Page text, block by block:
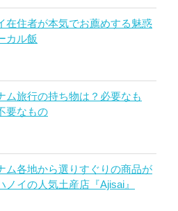
在住者が本気でお薦めする魅惑
カル飯
ム旅行の持ち物は？必要なも
要なもの
ム各地から選りすぐりの商品が
ノイの人気土産店『Ajisai』